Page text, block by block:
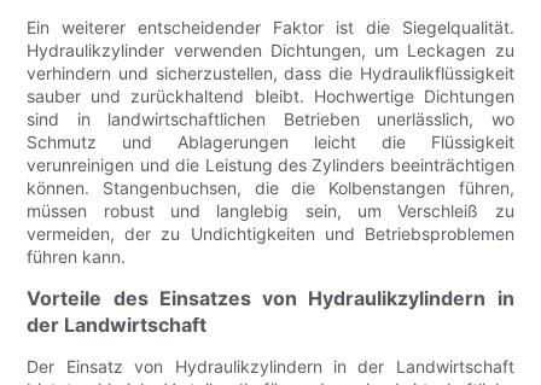
Ein weiterer entscheidender Faktor ist die Siegelqualität.
Hydraulikzylinder verwenden Dichtungen, um Leckagen zu
verhindern und sicherzustellen, dass die Hydraulikflüssigkeit
sauber und zurückhaltend bleibt. Hochwertige Dichtungen
sind in landwirtschaftlichen Betrieben unerlässlich, wo
Schmutz und Ablagerungen leicht die Flüssigkeit
verunreinigen und die Leistung des Zylinders beeinträchtigen
können. Stangenbuchsen, die die Kolbenstangen führen,
müssen robust und langlebig sein, um Verschleiß zu
vermeiden, der zu Undichtigkeiten und Betriebsproblemen
führen kann.
Vorteile des Einsatzes von Hydraulikzylindern in
der Landwirtschaft
Der Einsatz von Hydraulikzylindern in der Landwirtschaft